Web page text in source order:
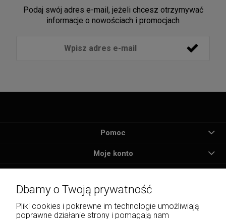
Podaj swój adres e-mail, jeżeli chcesz otrzymywać
informacje o nowościach i promocjach
Pomoc
Moje konto
Informacje
O nas
Dbamy o Twoją prywatność
Pliki cookies i pokrewne im technologie umożliwiają
poprawne działanie strony i pomagają nam